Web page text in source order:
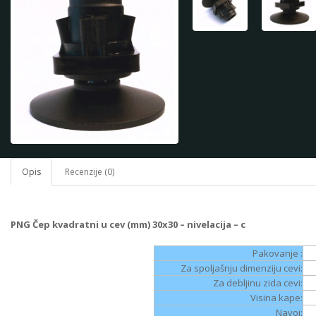
Opis Recenzije (0)
PNG Čep kvadratni u cev (mm) 30x30 – nivelacija – c
Pakovanje :
Za spoljašnju dimenziju cevi:
Za debljinu zida cevi:
Visina kape:
Navoj: